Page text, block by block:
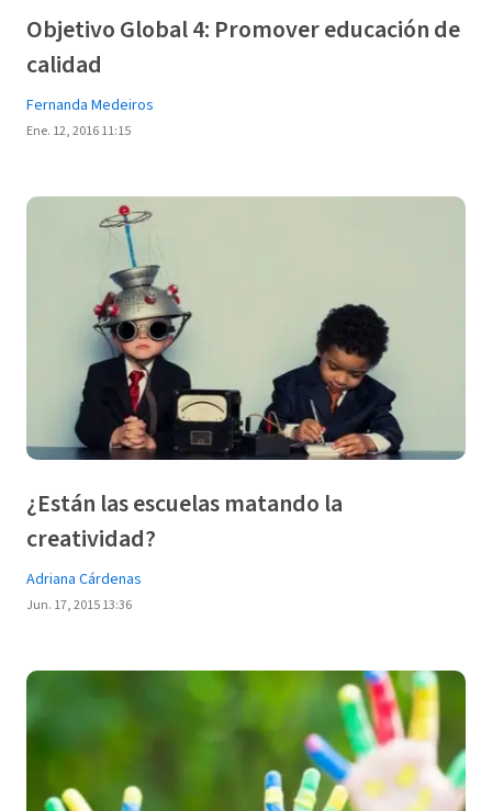
Objetivo Global 4: Promover educación de
calidad
Fernanda Medeiros
Ene. 12, 2016 11:15
¿Están las escuelas matando la
creatividad?
Adriana Cárdenas
Jun. 17, 2015 13:36